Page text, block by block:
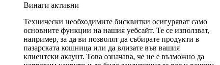
Винаги активни
Технически необходимите бисквитки осигуряват само
основните функции на нашия уебсайт. Те се използват,
например, за да ви позволят да събирате продукти в
пазарската кошница или да влизате във вашия
клиентски акаунт. Това означава, че не е възможно да